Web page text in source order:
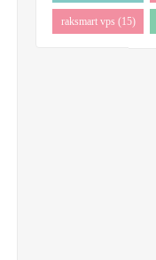
器 (17)
raksmart vps (15)